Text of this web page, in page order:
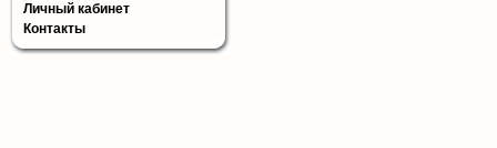
Личный кабинет
Контакты